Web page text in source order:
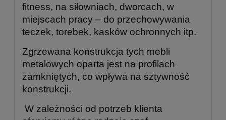
fitness, na siłowniach, dworcach, w
miejscach pracy – do przechowywania
teczek, torebek, kasków ochronnych itp.
Zgrzewana konstrukcja tych mebli
metalowych oparta jest na profilach
zamkniętych, co wpływa na sztywność
konstrukcji.
W zależności od potrzeb klienta